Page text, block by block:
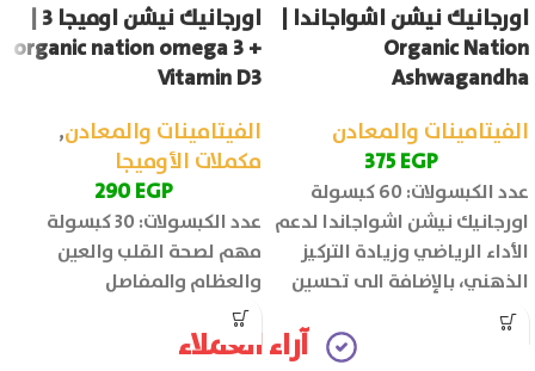
اورجانيك نيشن اشواجاندا |
Organic Nation
Ashwagandha
الفيتامينات والمعادن
375EGP
عدد الكبسولات: 60 كبسولة
اورجانيك نيشن اشواجاندا لدعم
الأداء الرياضي وزيادة التركيز
الذهني، بالإضافة الى تحسين
صحة القلب وتقوية جهاز
اورجانيك نيشن اوميجا 3 |
organic nation omega 3 +
Vitamin D3
الفيتامينات والمعادن,
مكملات الأوميجا
290EGP
عدد الكبسولات: 30 كبسولة
مهم لصحة القلب والعين
والعظام والمفاصل
آراء العملاء